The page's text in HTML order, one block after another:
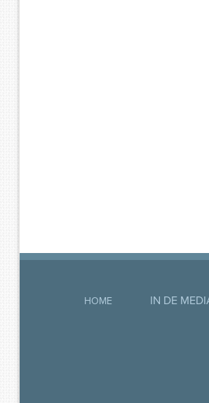
HOME IN DE